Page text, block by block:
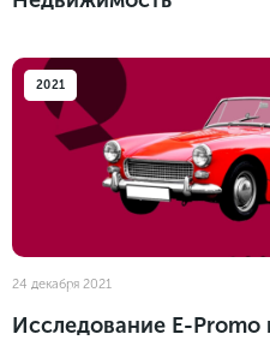
2021
24 декабря 2021
Исследование E-Promo